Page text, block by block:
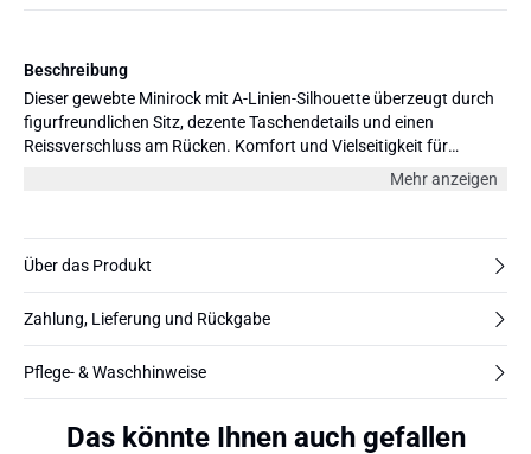
Beschreibung
Dieser gewebte Minirock mit A-Linien-Silhouette überzeugt durch
figurfreundlichen Sitz, dezente Taschendetails und einen
Reissverschluss am Rücken. Komfort und Vielseitigkeit für
Mehr anzeigen
Über das Produkt
Zahlung, Lieferung und Rückgabe
Pflege- & Waschhinweise
Das könnte Ihnen auch gefallen